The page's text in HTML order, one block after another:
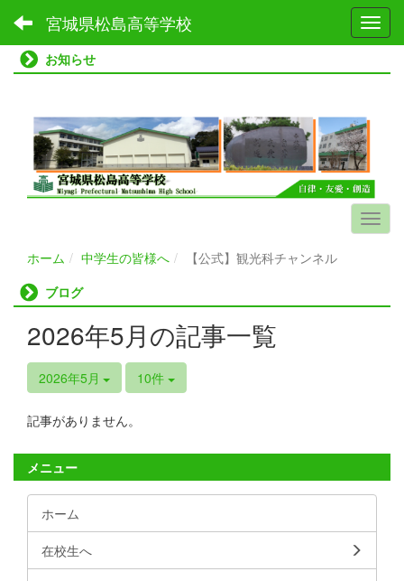
宮城県松島高等学校
お知らせ
ホーム 中学生の皆様へ
【公式】観光科チャンネル
ブログ
2026年5月の記事一覧
2026年5月 10件
記事がありません。
メニュー
ホーム
在校生へ